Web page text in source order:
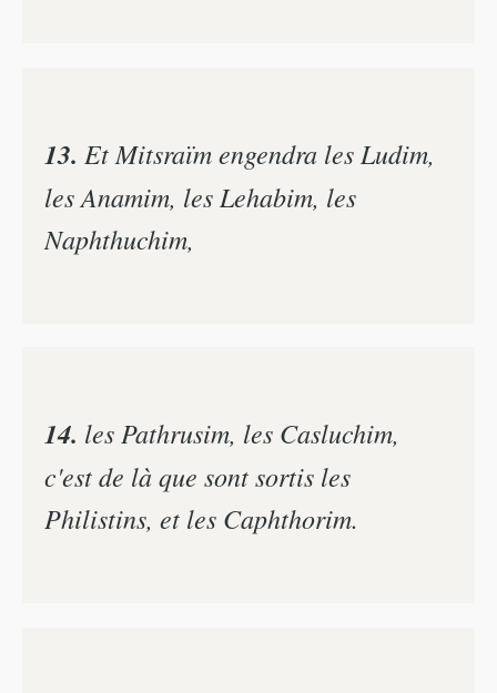
13. Et Mitsraïm engendra les Ludim,
les Anamim, les Lehabim, les
Naphthuchim,
14. les Pathrusim, les Casluchim,
c'est de là que sont sortis les
Philistins, et les Caphthorim.